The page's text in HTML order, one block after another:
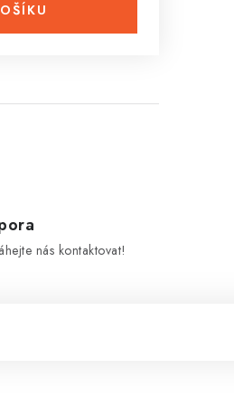
nás kontaktovat!